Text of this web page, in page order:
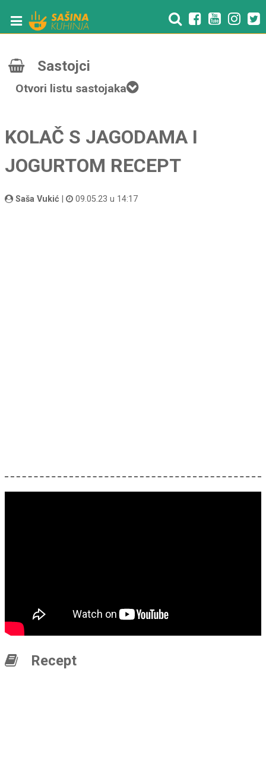
Sastojci
Otvori listu sastojaka
KOLAČ S JAGODAMA I
JOGURTOM RECEPT
Saša Vukić 09.05.23 u 14:17
Recept